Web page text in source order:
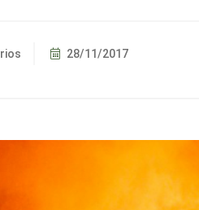
28/11/2017